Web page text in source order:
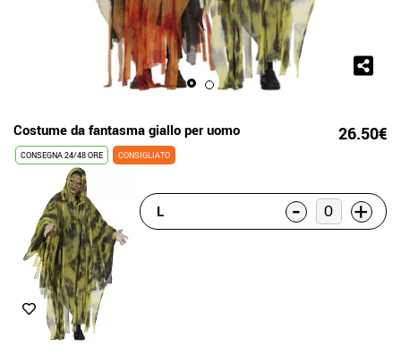
Costume da fantasma giallo per uomo 26.50€
CONSEGNA 24/48 ORE CONSIGLIATO
L - +